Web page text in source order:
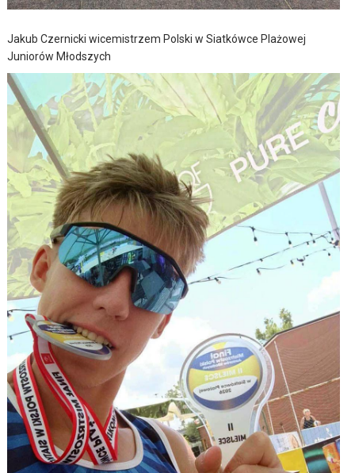
Jakub Czernicki wicemistrzem Polski w Siatkówce Plażowej
Juniorów Młodszych